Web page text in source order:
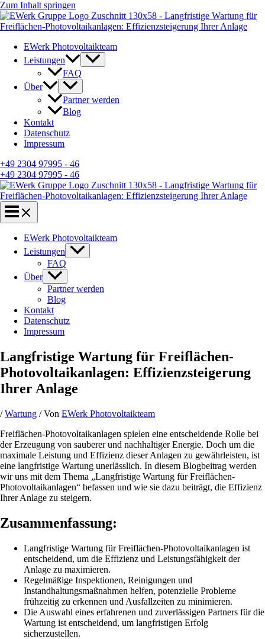
Zum Inhalt springen
EWerk Photovoltaikteam
Leistungen
FAQ
Über
Partner werden
Blog
Kontakt
Datenschutz
Impressum
+49 2304 97995 - 46
+49 2304 97995 - 46
EWerk Photovoltaikteam
Leistungen
FAQ
Über
Partner werden
Blog
Kontakt
Datenschutz
Impressum
Langfristige Wartung für Freiflächen-
Photovoltaikanlagen: Effizienzsteigerung
Ihrer Anlage
/Wartung / Von EWerk Photovoltaikteam
Freiflächen-Photovoltaikanlagen spielen eine entscheidende Rolle bei
der Erzeugung von sauberer und nachhaltiger Energie. Doch um die
maximale Leistung und Effizienz dieser Anlagen zu gewährleisten, ist
eine langfristige Wartung unerlässlich. In diesem Blogbeitrag werden
wir uns mit dem Thema „Langfristige Wartung für Freiflächen-
Photovoltaikanlagen“ befassen und wie sie dazu beiträgt, die Effizienz
Ihrer Anlage zu steigern.
Zusammenfassung:
Langfristige Wartung für Freiflächen-Photovoltaikanlagen ist
entscheidend, um die Effizienz und Leistungsfähigkeit der
Anlage zu maximieren.
Regelmäßige Inspektionen, Reinigungen und
Instandhaltungsmaßnahmen helfen, potenzielle Probleme
frühzeitig zu erkennen und Ausfallzeiten zu minimieren.
Die Auswahl eines erfahrenen und zuverlässigen Partners für die
Wartung ist entscheidend, um langfristigen Erfolg
sicherzustellen.